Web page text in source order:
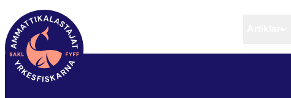
FYFF ARTIKLAR